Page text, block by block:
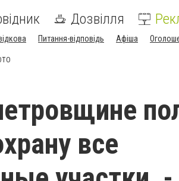
Дозвілля
Питання-відповідь Афіша
все